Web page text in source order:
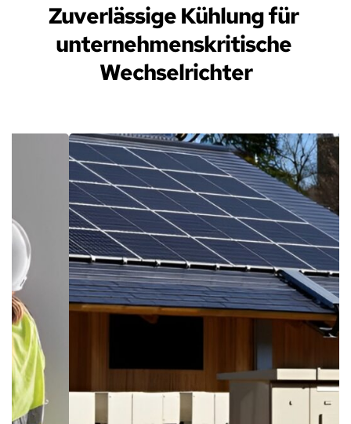
Zuverlässige Kühlung für
unternehmenskritische
Wechselrichter